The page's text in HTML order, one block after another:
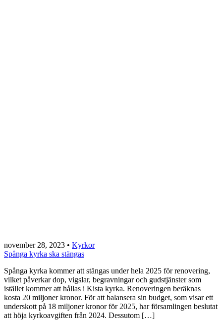
november 28, 2023 • Kyrkor
Spånga kyrka ska stängas
Spånga kyrka kommer att stängas under hela 2025 för renovering,
vilket påverkar dop, vigslar, begravningar och gudstjänster som
istället kommer att hållas i Kista kyrka. Renoveringen beräknas
kosta 20 miljoner kronor. För att balansera sin budget, som visar ett
underskott på 18 miljoner kronor för 2025, har församlingen beslutat
att höja kyrkoavgiften från 2024. Dessutom […]